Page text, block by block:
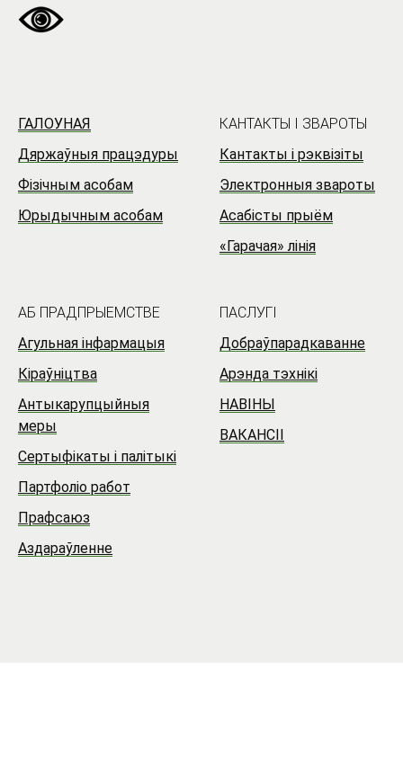
ГАЛОУНАЯ
Дяржаўныя працэдуры
Фізічным асобам
Юрыдычным асобам
КАНТАКТЫ I ЗВАРОТЫ
Кантакты і рэквізіты
Электронныя звароты
Асабісты прыём
«Гарачая» лінія
АБ ПРАДПРЫЕМСТВЕ
Агульная інфармацыя
Кіраўніцтва
Антыкарупцыйныя
меры
Сертыфікаты і палітыкі
Партфоліо работ
Прафсаюз
Аздараўленне
ПАСЛУГI
Добраўпарадкаванне
Арэнда тэхнікі
НАВIНЫ
ВАКАНСII